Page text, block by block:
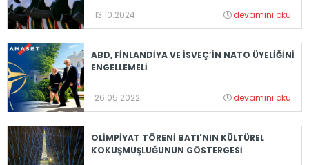
13.10.2024 devamını oku
ABD, FİNLANDİYA VE İSVEÇ’İN NATO ÜYELİĞİNİ
ENGELLEMELİ
26.05.2022 devamını oku
OLİMPİYAT TÖRENİ BATI'NIN KÜLTÜREL
KOKUŞMUŞLUĞUNUN GÖSTERGESİ